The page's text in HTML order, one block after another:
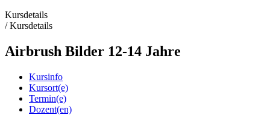
Kursdetails
/Kursdetails
Airbrush Bilder 12-14 Jahre
Kursinfo
Kursort(e)
Termin(e)
Dozent(en)